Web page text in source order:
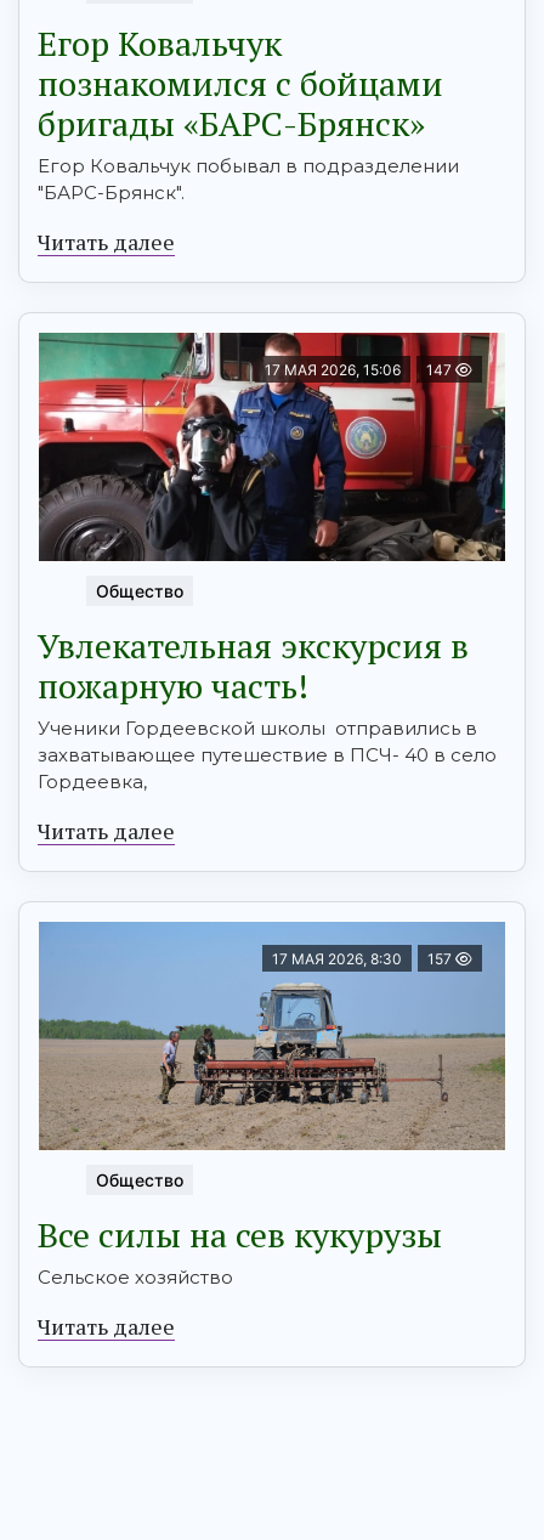
Егор Ковальчук
познакомился с бойцами
бригады «БАРС-Брянск»
Егор Ковальчук побывал в подразделении
"БАРС-Брянск".
Читать далее
17 МАЯ 2026, 15:06 147
Общество
Увлекательная экскурсия в
пожарную часть!
Ученики Гордеевской школы отправились в
захватывающее путешествие в ПСЧ- 40 в село
Гордеевка,
Читать далее
17 МАЯ 2026, 8:30 157
Общество
Все силы на сев кукурузы
Сельское хозяйство
Читать далее